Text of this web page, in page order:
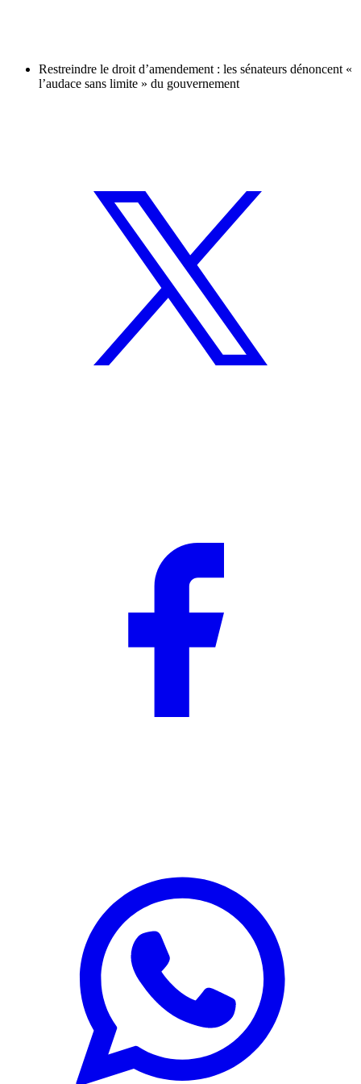
Restreindre le droit d’amendement : les sénateurs dénoncent «
l’audace sans limite » du gouvernement